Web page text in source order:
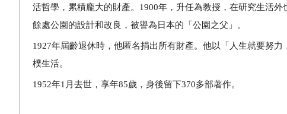
活哲學，累積龐大的財產。1900年，升任為教授，在研究生活
餘處公園的設計和改良，被譽為日本的「公園之父」。
1927年屆齡退休時，他匿名捐出所有財產。他以「人生就要努
樸生活。
1952年1月去世，享年85歲，身後留下370多部著作。